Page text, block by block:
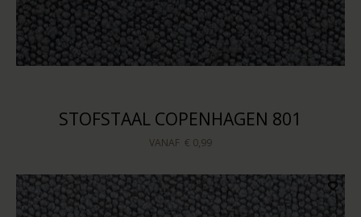
STOFSTAAL COPENHAGEN 801
VANAF € 0,99